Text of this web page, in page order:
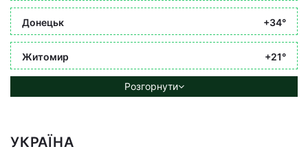
Донецьк +34°
Житомир +21°
Розгорнути
УКРАЇНА